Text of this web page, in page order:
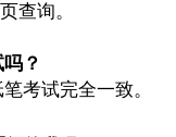
查询。
？
考试完全一致。